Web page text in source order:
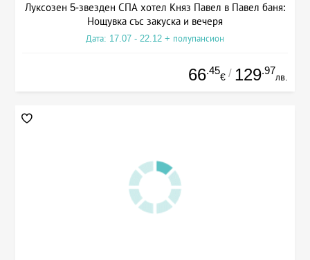
Луксозен 5-звезден СПА хотел Княз Павел в Павел баня:
Нощувка със закуска и вечеря
Дата: 17.07 - 22.12 + полупансион
66.45
€ / 129.97
лв.